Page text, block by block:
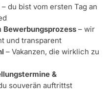
– du bist vom ersten Tag an
Bewerbungsprozess – wir
und transparent
– Vakanzen, die wirklich zu
&
souverän auftrittst